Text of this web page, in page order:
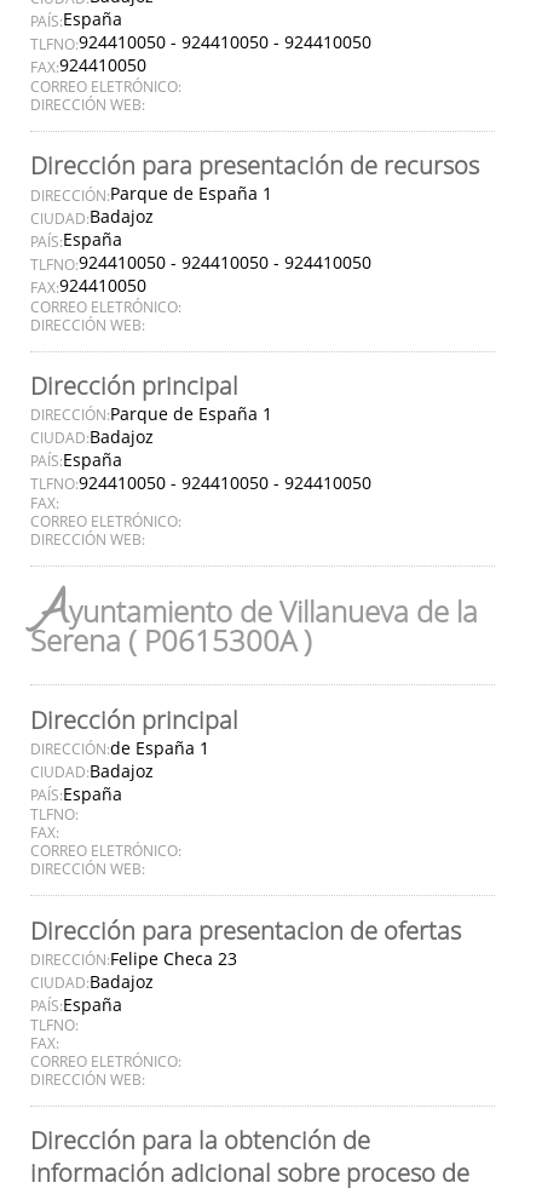
PAÍS:España
TLFNO:924410050 - 924410050 - 924410050
FAX:924410050
CORREO ELETRÓNICO:
DIRECCIÓN WEB:
Dirección para presentación de recursos
DIRECCIÓN:Parque de España 1
CIUDAD:Badajoz
PAÍS:España
TLFNO:924410050 - 924410050 - 924410050
FAX:924410050
CORREO ELETRÓNICO:
DIRECCIÓN WEB:
Dirección principal
DIRECCIÓN:Parque de España 1
CIUDAD:Badajoz
PAÍS:España
TLFNO:924410050 - 924410050 - 924410050
FAX:
CORREO ELETRÓNICO:
DIRECCIÓN WEB:
Ayuntamiento de Villanueva de la
Serena ( P0615300A )
Dirección principal
DIRECCIÓN:de España 1
CIUDAD:Badajoz
PAÍS:España
TLFNO:
FAX:
CORREO ELETRÓNICO:
DIRECCIÓN WEB:
Dirección para presentacion de ofertas
DIRECCIÓN:Felipe Checa 23
CIUDAD:Badajoz
PAÍS:España
TLFNO:
FAX:
CORREO ELETRÓNICO:
DIRECCIÓN WEB:
Dirección para la obtención de
información adicional sobre proceso de